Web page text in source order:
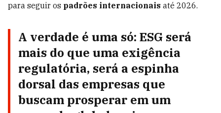
para seguir os padrões internacionais até 2026.
A verdade é uma só: ESG será
mais do que uma exigência
regulatória, será a espinha
dorsal das empresas que
buscam prosperar em um